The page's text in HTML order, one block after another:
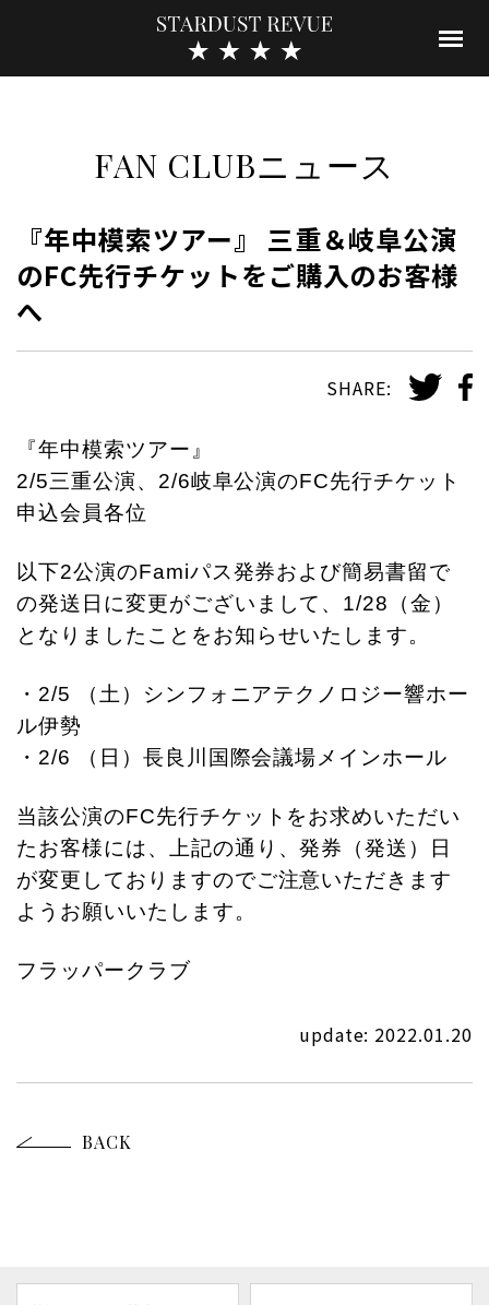
FAN CLUBニュース
『年中模索ツアー』 三重＆岐阜公演
のFC先行チケットをご購入のお客様
へ
SHARE:
『年中模索ツアー』
2/5三重公演、2/6岐阜公演のFC先行チケット
申込会員各位
以下2公演のFamiパス発券および簡易書留で
の発送日に変更がございまして、1/28（金）
となりましたことをお知らせいたします。
・2/5 （土）シンフォニアテクノロジー響ホー
ル伊勢
・2/6 （日）長良川国際会議場メインホール
当該公演のFC先行チケットをお求めいただい
たお客様には、上記の通り、発券（発送）日
が変更しておりますのでご注意いただきます
ようお願いいたします。
フラッパークラブ
update: 2022.01.20
BACK